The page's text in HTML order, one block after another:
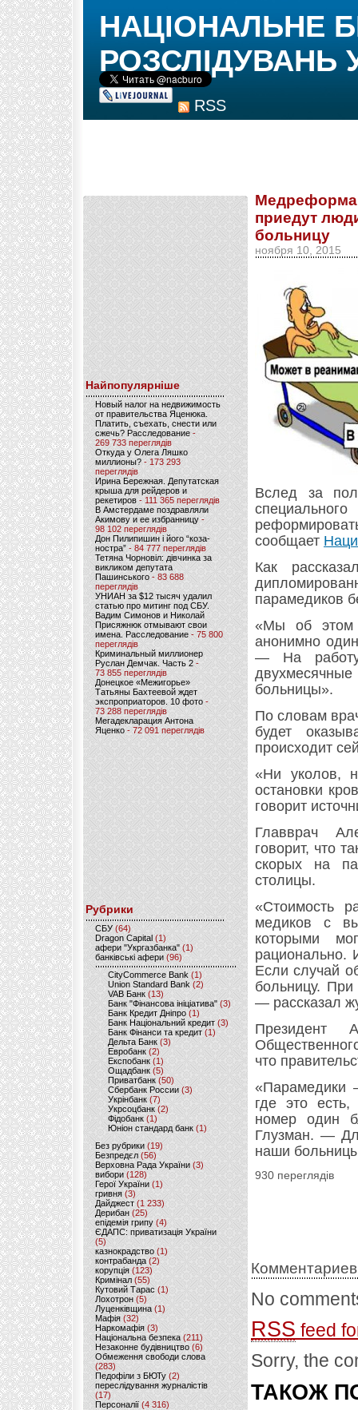
RSS
НАЦІОНАЛЬНЕ
РОЗСЛІДУВАНЬ
Найпопулярніше
Новый налог на недвижимость
от правительства Яценюка.
Платить, съехать, снести или
сжечь? Расследование-
269 733 переглядів
Откуда у Олега Ляшко
миллионы? - 173 293
переглядів
Ирина Бережная. Депутатская
крыша для рейдеров и
рекетиров - 111 365 переглядів
В Амстердаме поздравляли
Акимову и ее избранницу -
98 102 переглядів
Дон Пилипишин і його “коза-
ностра” - 84 777 переглядів
Тетяна Чорновіл: дівчинка за
викликом депутата
Пашинського- 83 688
переглядів
УНИАН за $12 тысяч удалил
статью про митинг под СБУ.
Вадим Симонов и Николай
Присяжнюк отмывают свои
имена. Расследование - 75 800
переглядів
Криминальный миллионер
Руслан Демчак. Часть 2-
73 855 переглядів
Донецкое «Межигорье»
Татьяны Бахтеевой ждет
экспроприаторов. 10 фото -
73 288 переглядів
Мегадекларация Антона
Яценко - 72 091 переглядів
Рубрики
CБУ (64)
Dragon Capital (1)
афери "Укргазбанка" (1)
банківські афери (96)
CityCommerce Bank (1)
Union Standard Bank (2)
VAB Банк (13)
Банк "Фінансова ініціатива" (3)
Банк Кредит Дніпро (1)
Банк Національний кредит (3)
Банк Фінанси та кредит (1)
Дельта Банк (3)
Евробанк(2)
Експобанк (1)
Ощадбанк(5)
Приватбанк (50)
Сбербанк России (3)
Укрінбанк(7)
Укрсоцбанк (2)
Фідобанк (1)
Юніон стандард банк(1)
Без рубрики (19)
Безпредєл(56)
Верховна Рада України (3)
вибори(128)
Герої України(1)
гривня (3)
Дайджест (1 233)
Дерибан (25)
епідемія грипу (4)
ЄДАПС: приватизація України
(5)
казнокрадство (1)
контрабанда (2)
корупція (123)
Кримінал (55)
Кутовий Тарас (1)
Лохотрон(5)
Луценківщина (1)
Мафія (32)
Наркомафія (3)
Національна безпека (211)
Незаконне будівництво(6)
Обмеження свободи слова
(283)
Педофіли з БЮТу (2)
переслідування журналістів
(17)
Персоналії (4 316)
Медреформа
приедут
больницу
ноября 10, 2015
Вслед за
сообщает
Как
парамедиков
«Мы об этом
анонимно
— На работу
больницы».
По словам
будет
происходит
«Ни уколов,
остановки
говорит
Главврач
говорит, что
скорых на
столицы.
«Стоимость
медиков с
которыми
рационально.
Если случай
больницу.
— рассказал
Президент
что
«Парамедики
где это
номер один
Глузман. —
наши
930 переглядів
No
RSS feed
Sorry, the
ТАКОЖ